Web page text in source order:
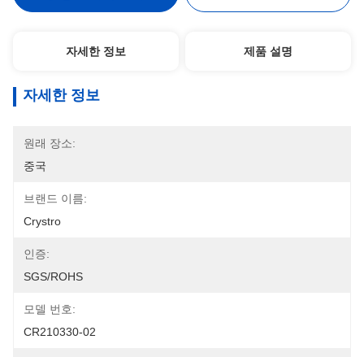
자세한 정보 제품 설명
자세한 정보
원래 장소:
중국
브랜드 이름:
Crystro
인증:
SGS/ROHS
모델 번호:
CR210330-02